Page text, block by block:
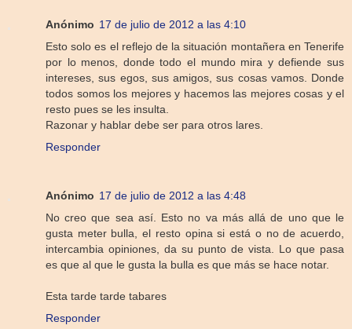
Anónimo 17 de julio de 2012 a las 4:10
Esto solo es el reflejo de la situación montañera en Tenerife
por lo menos, donde todo el mundo mira y defiende sus
intereses, sus egos, sus amigos, sus cosas vamos. Donde
todos somos los mejores y hacemos las mejores cosas y el
resto pues se les insulta.
Razonar y hablar debe ser para otros lares.
Responder
Anónimo 17 de julio de 2012 a las 4:48
No creo que sea así. Esto no va más allá de uno que le
gusta meter bulla, el resto opina si está o no de acuerdo,
intercambia opiniones, da su punto de vista. Lo que pasa
es que al que le gusta la bulla es que más se hace notar.
Esta tarde tarde tabares
Responder